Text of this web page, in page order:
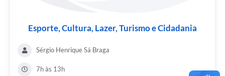
Esporte, Cultura, Lazer, Turismo e Cidadania
Sérgio Henrique Sá Braga
7h às 13h